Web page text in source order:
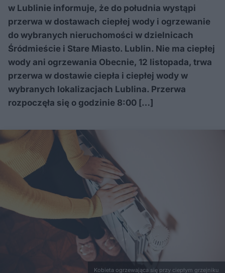
w Lublinie informuje, że do południa wystąpi
przerwa w dostawach ciepłej wody i ogrzewanie
do wybranych nieruchomości w dzielnicach
Śródmieście i Stare Miasto. Lublin. Nie ma ciepłej
wody ani ogrzewania Obecnie, 12 listopada, trwa
przerwa w dostawie ciepła i ciepłej wody w
wybranych lokalizacjach Lublina. Przerwa
rozpoczęła się o godzinie 8:00 […]
Kobieta ogrzewająca się przy ciepłym grzejniku